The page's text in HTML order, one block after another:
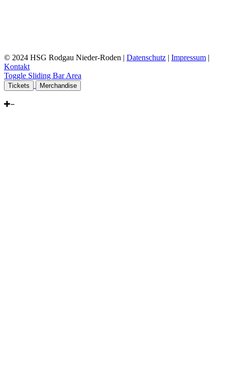
© 2024 HSG Rodgau Nieder-Roden | Datenschutz | Impressum |
Kontakt
Toggle Sliding Bar Area
Tickets Merchandise